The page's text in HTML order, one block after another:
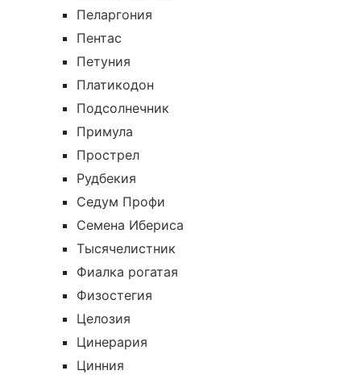
Пеларгония
Пентас
Петуния
Платикодон
Подсолнечник
Примула
Прострел
Рудбекия
Седум Профи
Семена Ибериса
Тысячелистник
Фиалка рогатая
Физостегия
Целозия
Цинерария
Цинния